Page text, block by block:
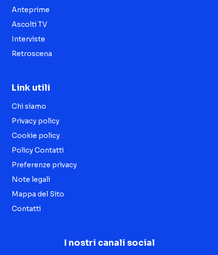
Anteprime
Ascolti TV
Interviste
Retroscena
Link utili
Chi siamo
Privacy policy
Cookie policy
Policy Contatti
Preferenze privacy
Note legali
Mappa del Sito
Contatti
I nostri canali social